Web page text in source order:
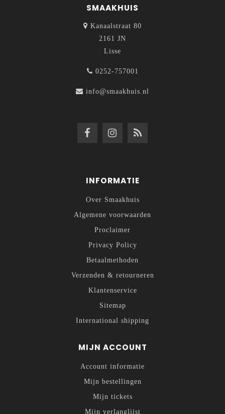
SMAAKHUIS
Kanaalstraat 80
2161 JN
Lisse
0252-757001
info@smaakhuis.nl
INFORMATIE
Over Smaakhuis
Algemene voorwaarden
Proclaimer
Privacy Policy
Betaalmethoden
Verzenden & retourneren
Klantenservice
Sitemap
International shipping
MIJN ACCOUNT
Account informatie
Mijn bestellingen
Mijn tickets
Mijn verlanglijst